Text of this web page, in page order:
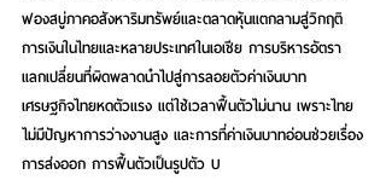
ฟองสบู่ภาคอสังหาริมทรัพย์และตลาดหุ้นแตกลามสู่วิกฤติ
การเงินในไทยและหลายประเทศในเอเชีย การบริหารอัตรา
แลกเปลี่ยนที่ผิดพลาดนำไปสู่การลอยตัวค่าเงินบาท
เศรษฐกิจไทยหดตัวแรง แต่ใช้เวลาฟื้นตัวไม่นาน เพราะไทย
ไม่มีปัญหาการว่างงานสูง และการที่ค่าเงินบาทอ่อนช่วยเรื่อง
การส่งออก การฟื้นตัวเป็นรูปตัว U